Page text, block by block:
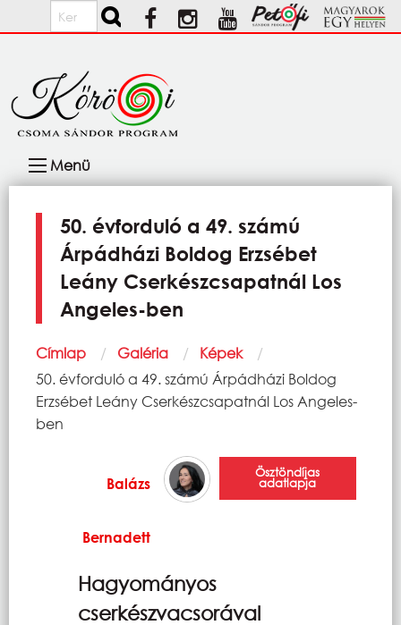
Ugrás a tartalomra
Keresés
navigáció
Menü
50. évforduló a 49. számú
Árpádházi Boldog Erzsébet
Leány Cserkészcsapatnál Los
Angeles-ben
Morzsa
Címlap Galéria
Képek
Current:
50. évforduló a 49. számú Árpádházi Boldog
Erzsébet Leány Cserkészcsapatnál Los Angeles-
ben
Balázs
Bernadett
Ösztöndíjas
adatlapja
Hagyományos
cserkészvacsorával